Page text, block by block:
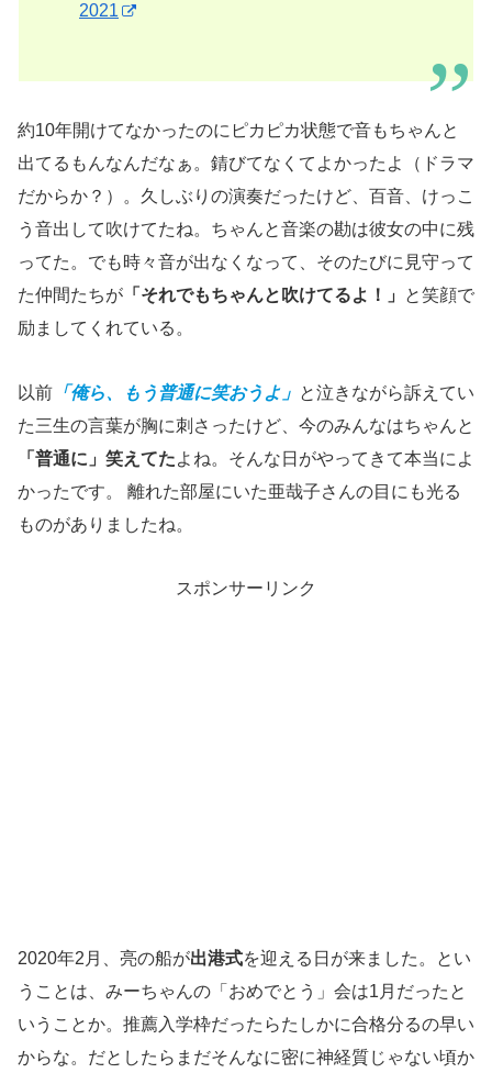
2021
約10年開けてなかったのにピカピカ状態で音もちゃんと
出てるもんなんだなぁ。錆びてなくてよかったよ（ドラマ
だからか？）。久しぶりの演奏だったけど、百音、けっこ
う音出して吹けてたね。ちゃんと音楽の勘は彼女の中に残
ってた。でも時々音が出なくなって、そのたびに見守って
た仲間たちが 「それでもちゃんと吹けてるよ！」
と笑顔で
励ましてくれている。
以前 「俺ら、もう普通に笑おうよ」 と泣きながら訴えてい
た三生の言葉が胸に刺さったけど、今のみんなはちゃんと
「普通に」笑えてたよね。そんな日がやってきて本当によ
かったです。 離れた部屋にいた亜哉子さんの目にも光る
ものがありましたね。
スポンサーリンク
2020年2月、亮の船が出港式を迎える日が来ました。とい
うことは、みーちゃんの「おめでとう」会は1月だったと
いうことか。推薦入学枠だったらたしかに合格分るの早い
からな。だとしたらまだそんなに密に神経質じゃない頃か